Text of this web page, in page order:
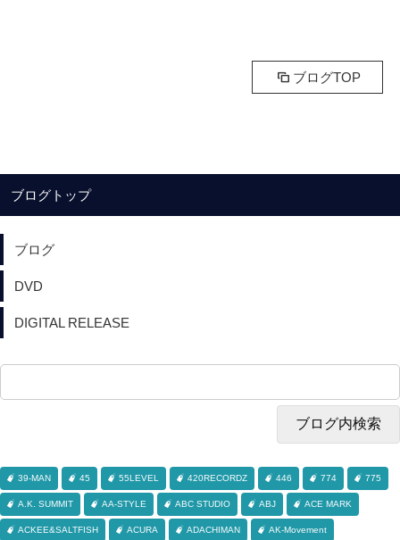
ブログTOP
ブログトップ
ブログ
DVD
DIGITAL RELEASE
39-MAN 45 55LEVEL 420RECORDZ 446 774 775
A.K. SUMMIT AA-STYLE ABC STUDIO ABJ ACE MARK
ACKEE&SALTFISH ACURA ADACHIMAN AK-Movement